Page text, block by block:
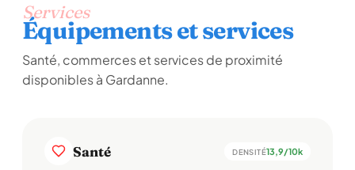
Services
Équipements et services
Santé, commerces et services de proximité
disponibles à Gardanne.
Santé DENSITÉ13,9/10k